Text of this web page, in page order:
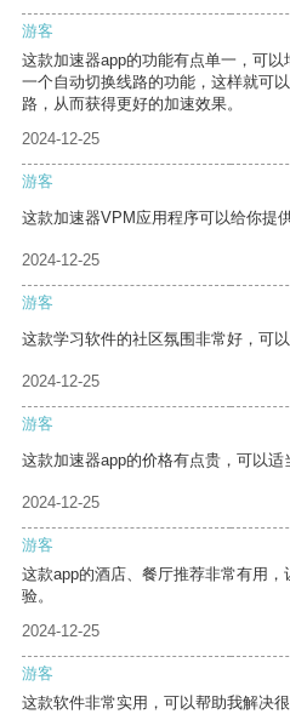
游客
这款加速器app的功能有点单一，可
一个自动切换线路的功能，这样就可
路，从而获得更好的加速效果。
2024-12-25
游客
这款加速器VPM应用程序可以给你提
2024-12-25
游客
这款学习软件的社区氛围非常好，可
2024-12-25
游客
这款加速器app的价格有点贵，可以适
2024-12-25
游客
这款app的酒店、餐厅推荐非常有用
验。
2024-12-25
游客
这款软件非常实用，可以帮助我解决